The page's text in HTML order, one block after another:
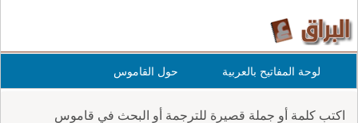
لوحة المفاتيح بالعربية حول القاموس
اكتب كلمة أو جملة قصيرة للترجمة أو البحث في قاموس